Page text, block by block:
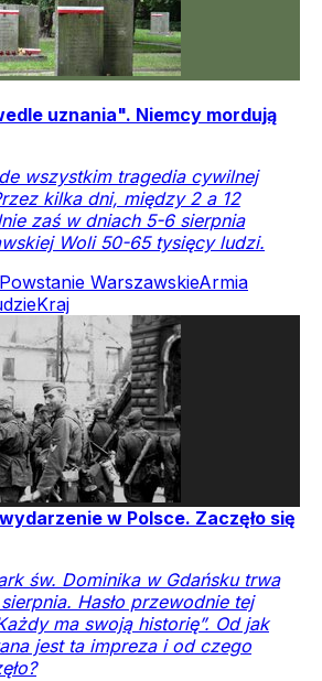
uznania". Niemcy mordują
wszystkim tragedia cywilnej
kilka dni, między 2 a 12
zaś w dniach 5-6 sierpnia
Woli 50-65 tysięcy ludzi.
Powstanie WarszawskieArmia
Kraj
w Polsce. Zaczęło się
św. Dominika w Gdańsku trwa
Hasło przewodnie tej
ma swoją historię”. Od jak
jest ta impreza i od czego